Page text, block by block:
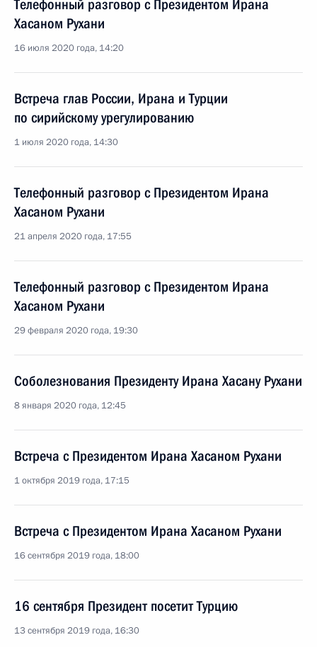
Телефонный разговор с Президентом Ирана
Хасаном Рухани
16 июля 2020 года, 14:20
Встреча глав России, Ирана и Турции
по сирийскому урегулированию
1 июля 2020 года, 14:30
Телефонный разговор с Президентом Ирана
Хасаном Рухани
21 апреля 2020 года, 17:55
Телефонный разговор с Президентом Ирана
Хасаном Рухани
29 февраля 2020 года, 19:30
Соболезнования Президенту Ирана Хасану Рухани
8 января 2020 года, 12:45
Встреча с Президентом Ирана Хасаном Рухани
1 октября 2019 года, 17:15
Встреча с Президентом Ирана Хасаном Рухани
16 сентября 2019 года, 18:00
16 сентября Президент посетит Турцию
13 сентября 2019 года, 16:30